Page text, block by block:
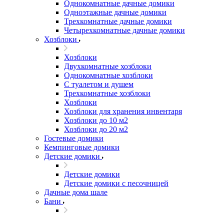
Однокомнатные дачные домики
Одноэтажные дачные домики
Трехкомнатные дачные домики
Четырехкомнатные дачные домики
Хозблоки
Хозблоки
Двухкомнатные хозблоки
Однокомнатные хозблоки
С туалетом и душем
Трехкомнатные хозблоки
Хозблоки
Хозблоки для хранения инвентаря
Хозблоки до 10 м2
Хозблоки до 20 м2
Гостевые домики
Кемпинговые домики
Детские домики
Детские домики
Детские домики с песочницей
Дачные дома шале
Бани